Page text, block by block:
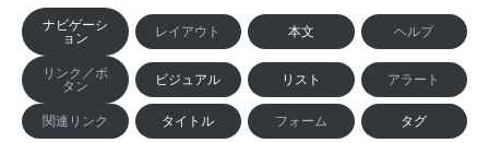
ナビゲーシ
ョン
レイアウト 本文 ヘルプ
リンク／ボ
タン
ビジュアル リスト アラート
関連リンク タイトル フォーム タグ